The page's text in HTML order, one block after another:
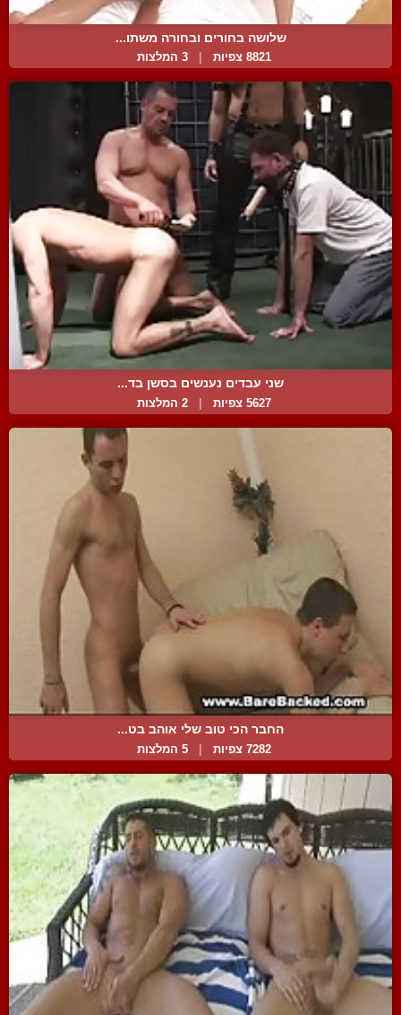
שלושה בחורים ובחורה משתו...
8821 צפיות 3 המלצות
שני עבדים נענשים בסשן בד...
5627 צפיות 2 המלצות
החבר הכי טוב שלי אוהב בט...
7282 צפיות | 5 המלצות